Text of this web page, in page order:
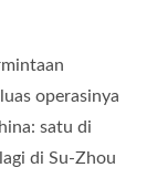
operasinya
satu di
di Su-Zhou